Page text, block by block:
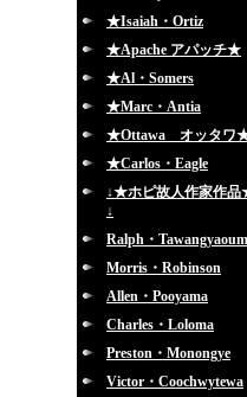
★Isaiah・Ortiz
★Apache アパッチ★
★Al・Somers
★Marc・Antia
★Ottawa オッタワ
★Carlos・Eagle
↓★ホピ故人作家作
↓
Ralph・
Morris・Robinson
Allen・Pooyama
Charles・Loloma
Preston・Monongye
Victor・Coochwytewa